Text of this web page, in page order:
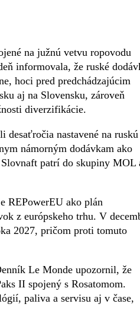
na južnú vetvu ropovodu
informovala, že ruské
hoci pred predchádzajúcim
aj na Slovensku, zároveň
diverzifikácie.
nastavené na ruskú
námorným dodávkam ako
Slovnaft patrí do skupiny MOL
REPowerEU ako plán
z európskeho trhu. V
2027, pričom proti tomuto
Le Monde upozornil, že
II spojený s Rosatomom.
paliva a servisu aj v čase,